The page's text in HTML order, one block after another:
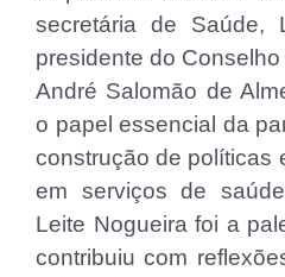
secretária de Saúde,
presidente do
André Salomão de
o papel essencial da
construção de políticas
em serviços de
Leite Nogueira foi a
contribuiu com